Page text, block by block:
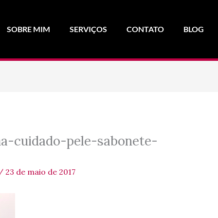
SOBRE MIM SERVIÇOS CONTATO BLOG
cuidado-pele-sabonete-
/ 23 de maio de 2017